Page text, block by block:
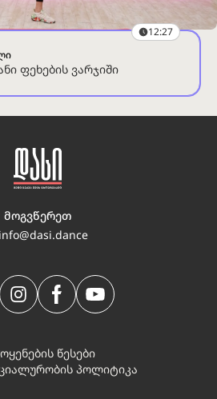
ფეხების ვარჯიში
12:27
მოგვწერეთ
info@dasi.dance
წესები
პოლიტიკა